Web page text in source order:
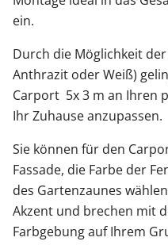
ein.
Durch die Möglichkeit
Anthrazit oder Weiß)
Carport 5x 3 m an Ihren
Ihr Zuhause anzupassen.
Sie können für den
Fassade, die Farbe der
des Gartenzaunes
Akzent und brechen mit
Farbgebung auf Ihrem